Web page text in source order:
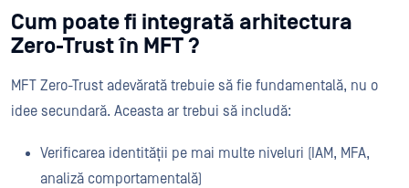
Cum poate fi integrată arhitectura
Zero-Trust în MFT ?
MFT Zero-Trust adevărată trebuie să fie fundamentală, nu o
idee secundară. Aceasta ar trebui să includă:
Verificarea identității pe mai multe niveluri (IAM, MFA,
analiză comportamentală)